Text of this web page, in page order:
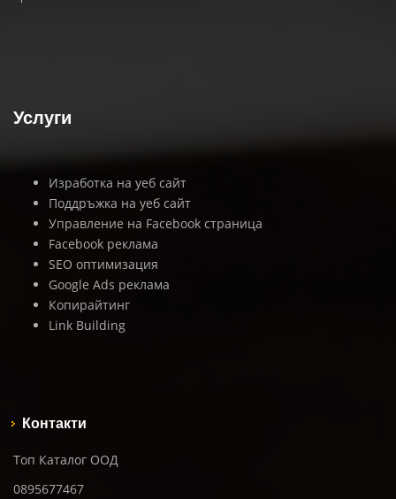
Услуги
Изработка на уеб сайт
Поддръжка на уеб сайт
Управление на Facebook страница
Facebook реклама
SEO оптимизация
Google Ads реклама
Копирайтинг
Link Building
Контакти
Топ Каталог ООД
0895677467